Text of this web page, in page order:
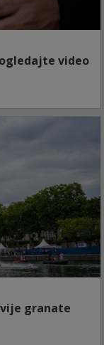
video
granate